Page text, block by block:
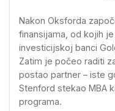
Nakon Oksforda
finansijama, od kojih
investicijskoj banci
Zatim je počeo raditi
postao partner – iste
Stenford stekao MBA
programa.